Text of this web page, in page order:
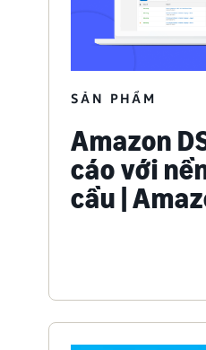
SẢN PHẨM
Amazon
cáo với
cầu |